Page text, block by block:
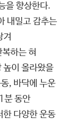
을 향상한다.
내밀고 감추는
겨
하는 혀
높이 올라왔을
, 바닥에 누운
분 동안
한 다양한 운동